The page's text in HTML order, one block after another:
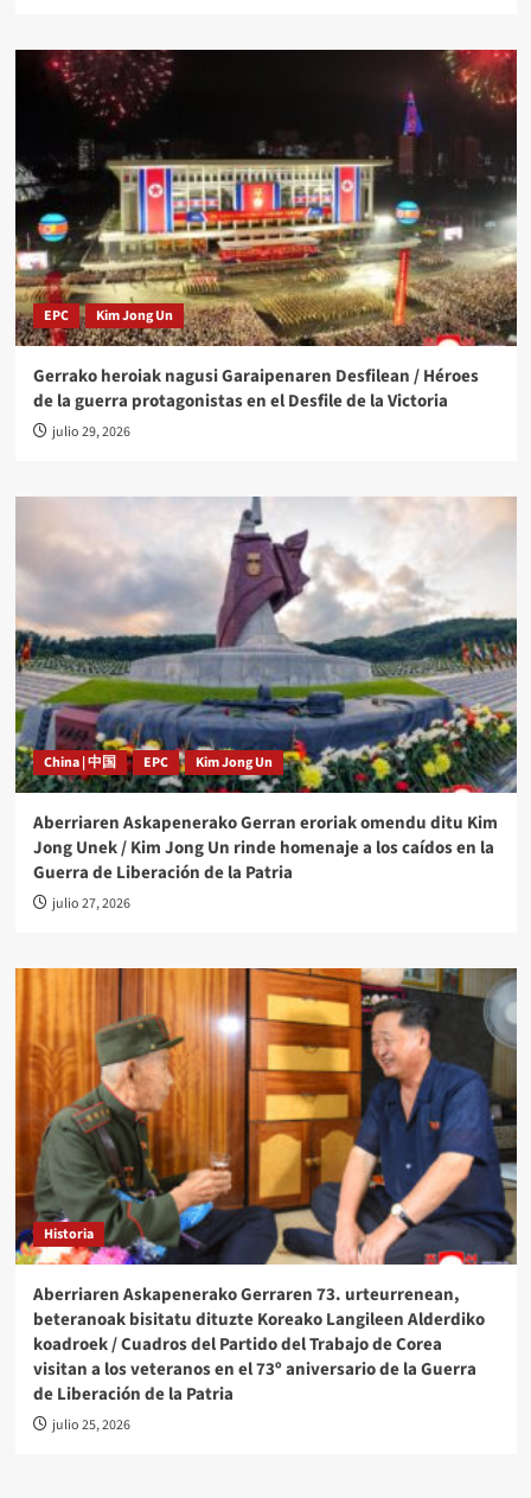
EPC Kim Jong Un
Gerrako heroiak nagusi Garaipenaren Desfilean / Héroes
de la guerra protagonistas en el Desfile de la Victoria
julio 29, 2026
China | 中国 EPC Kim Jong Un
Aberriaren Askapenerako Gerran eroriak omendu ditu Kim
Jong Unek / Kim Jong Un rinde homenaje a los caídos en la
Guerra de Liberación de la Patria
julio 27, 2026
Historia
Aberriaren Askapenerako Gerraren 73. urteurrenean,
beteranoak bisitatu dituzte Koreako Langileen Alderdiko
koadroek / Cuadros del Partido del Trabajo de Corea
visitan a los veteranos en el 73º aniversario de la Guerra
de Liberación de la Patria
julio 25, 2026